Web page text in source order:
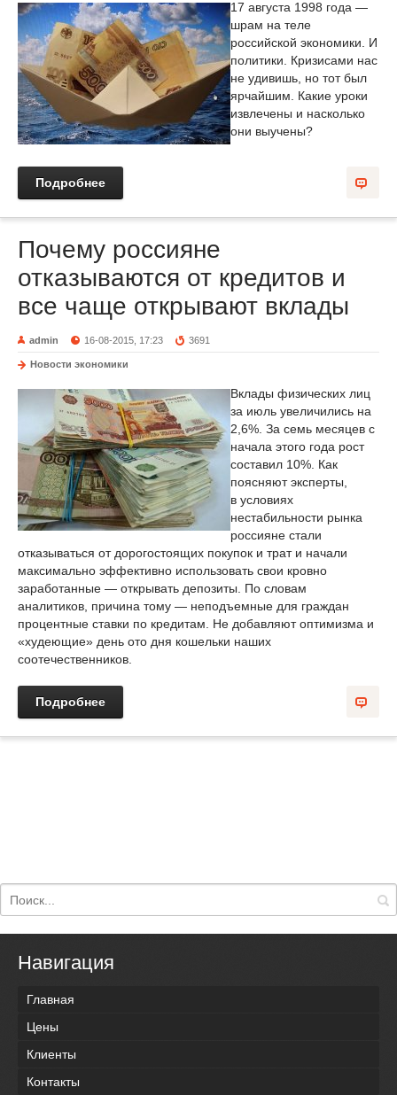
17 августа 1998 года —
шрам на теле
российской экономики. И
политики. Кризисами нас
не удивишь, но тот был
ярчайшим. Какие уроки
извлечены и насколько
они выучены?
Подробнее
Почему россияне
отказываются от кредитов и
все чаще открывают вклады
admin 16-08-2015, 17:23 3691
Новости экономики
Вклады физических лиц
за июль увеличились на
2,6%. За семь месяцев с
начала этого года рост
составил 10%. Как
поясняют эксперты,
в условиях
нестабильности рынка
россияне стали
отказываться от дорогостоящих покупок и трат и начали
максимально эффективно использовать свои кровно
заработанные — открывать депозиты. По словам
аналитиков, причина тому — неподъемные для граждан
процентные ставки по кредитам. Не добавляют оптимизма и
«худеющие» день ото дня кошельки наших
соотечественников.
Подробнее
Навигация
Главная
Цены
Клиенты
Контакты